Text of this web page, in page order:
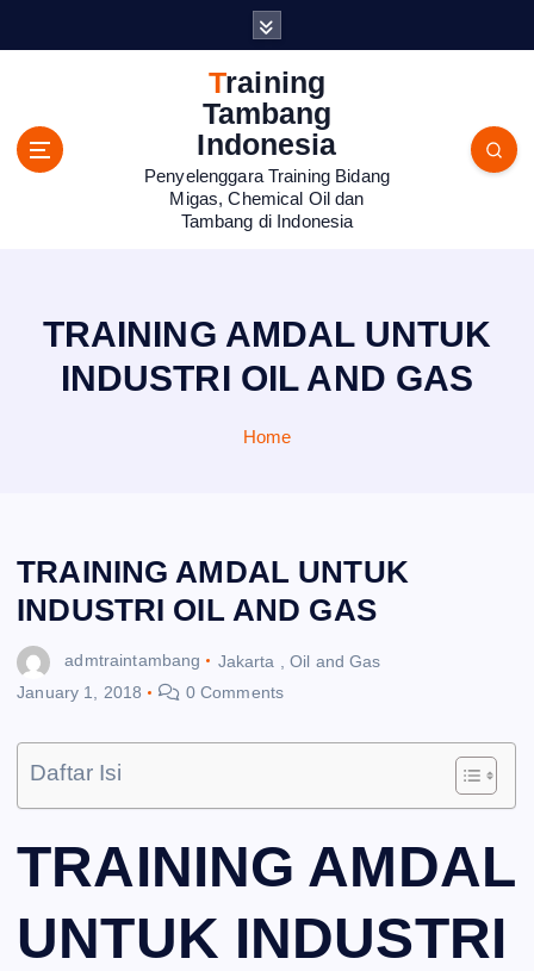
Training
Tambang
Indonesia
Penyelenggara Training Bidang
Migas, Chemical Oil dan
Tambang di Indonesia
TRAINING AMDAL UNTUK
INDUSTRI OIL AND GAS
Home
TRAINING AMDAL UNTUK
INDUSTRI OIL AND GAS
admtraintambang Jakarta
Oil and Gas
January 1, 2018
0 Comments
Daftar Isi
TRAINING AMDAL
UNTUK INDUSTRI